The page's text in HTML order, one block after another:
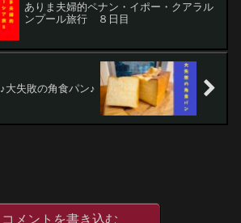
ありま夫婦的ペナン・イポー・クアラル
ンプール旅行 ８日目
♪大失敗の角食パン♪
コメントを書き込む